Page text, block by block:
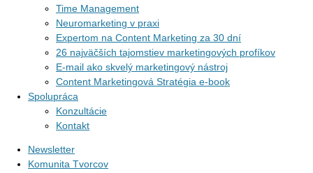
Time Management
Neuromarketing v praxi
Expertom na Content Marketing za 30 dní
26 najväčších tajomstiev marketingových profíkov
E-mail ako skvelý marketingový nástroj
Content Marketingová Stratégia e-book
Spolupráca
Konzultácie
Kontakt
Newsletter
Komunita Tvorcov